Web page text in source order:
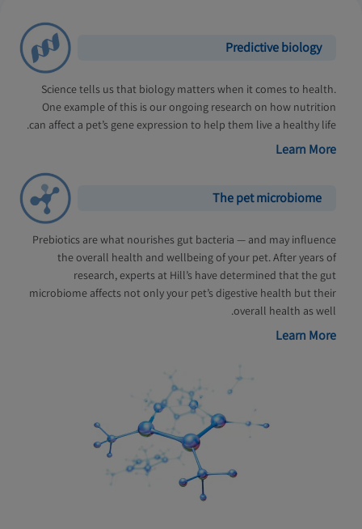
Predictive biology
Science tells us that biology matters when it comes to health.
One example of this is our ongoing research on how nutrition
can affect a pet’s gene expression to help them live a healthy life.
Learn More
The pet microbiome
Prebiotics are what nourishes gut bacteria — and may influence
the overall health and wellbeing of your pet. After years of
research, experts at Hill’s have determined that the gut
microbiome affects not only your pet’s digestive health but their
overall health as well.
Learn More